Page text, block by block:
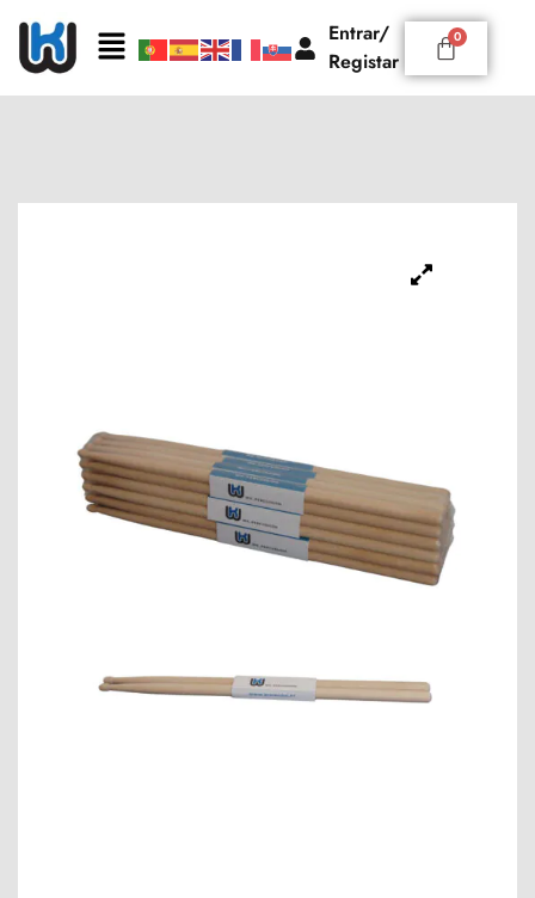
Entrar/
Registar